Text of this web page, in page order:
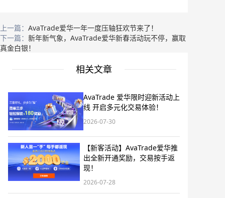
上一篇： AvaTrade爱华一年一度压轴狂欢节来了！
下一篇： 新年新气象，AvaTrade爱华新春活动玩不停，赢取
真金白银！
相关文章
AvaTrade 爱华限时迎新活动上
线 开启多元化交易体验！
2026-07-30
【新客活动】AvaTrade爱华推
出全新开通奖励，交易按手返
现！
2026-07-28